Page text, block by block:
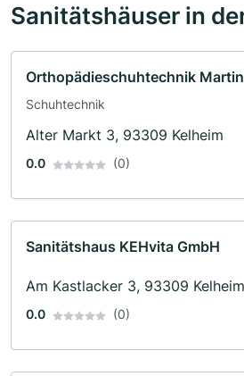
Sanitätshäuser in
Orthopädieschuhtechnik
Schuhtechnik
Alter Markt 3, 93309 Kelheim
0.0 (0)
Sanitätshaus KEHvita GmbH
Am Kastlacker 3, 93309 Kelheim
0.0 (0)